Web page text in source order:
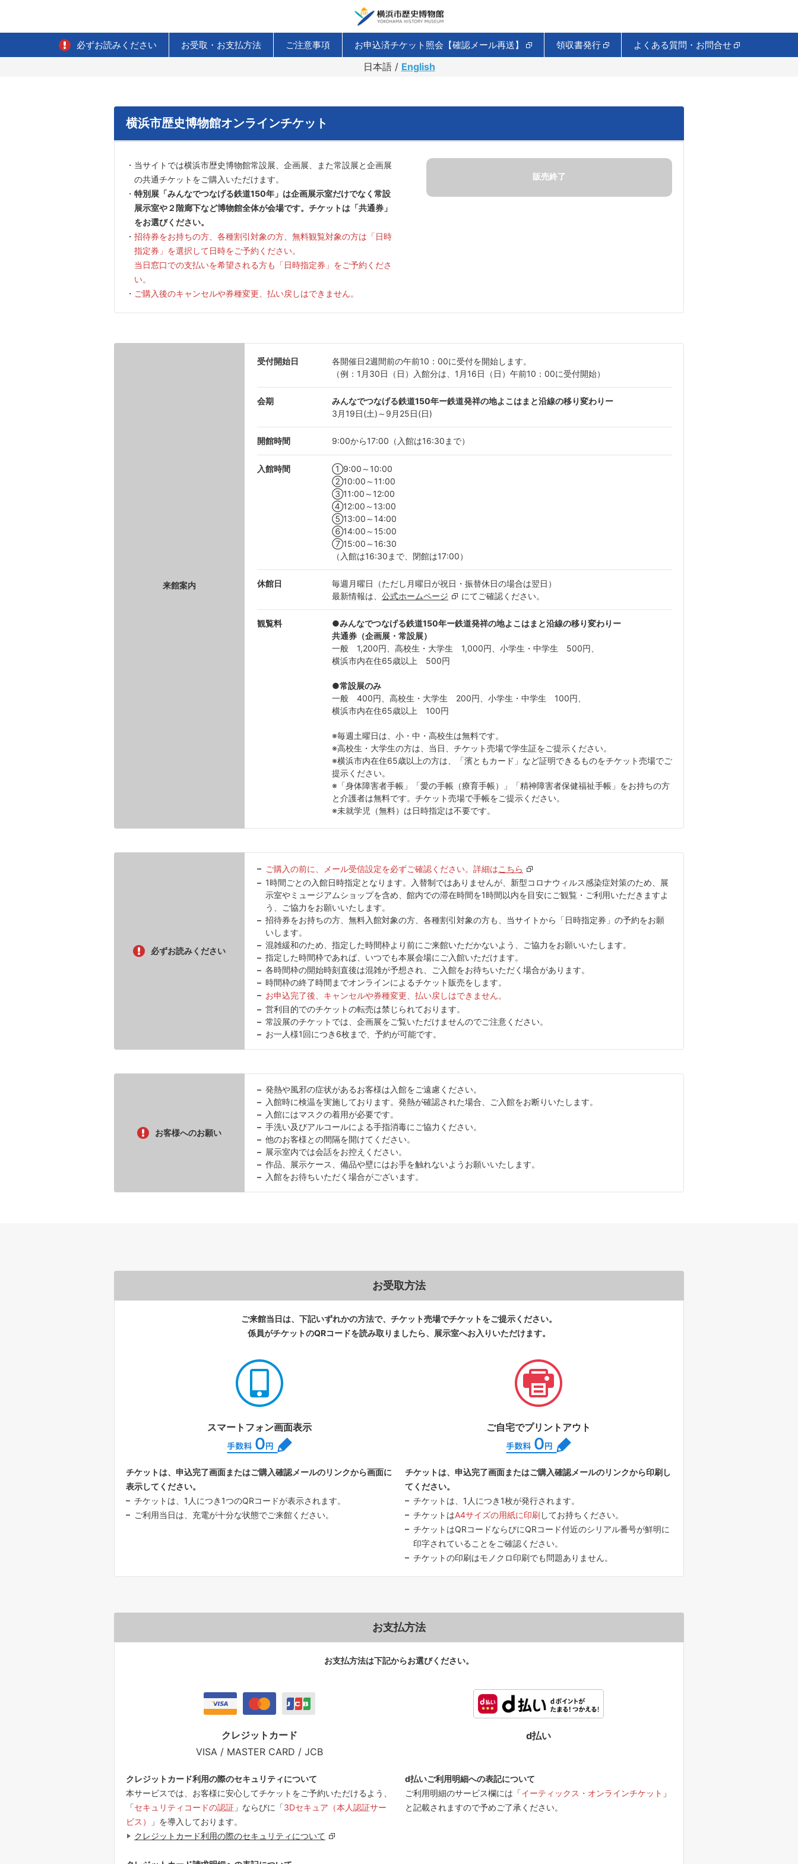
必ずお読みください お受取・お支払方法 ご注意事項 お申込済チケット照会【確認メール再送】 領収書発行 よくある質問・お問合せ
日本語 / English
横浜市歴史博物館オンラインチケット
当サイトでは横浜市歴史博物館常設展、企画展、また常設展と企画展
の共通チケットをご購入いただけます。
特別展「みんなでつなげる鉄道150年」は企画展示室だけでなく常設
展示室や２階廊下など博物館全体が会場です。チケットは「共通券」
をお選びください。
招待券をお持ちの方、各種割引対象の方、無料観覧対象の方は「日時
指定券」を選択して日時をご予約ください。
当日窓口での支払いを希望される方も「日時指定券」をご予約くださ
い。
ご購入後のキャンセルや券種変更、払い戻しはできません。
来館案内
受付開始日
各開催日2週間前の午前10：00に受付を開始します。
（例：1月30日（日）入館分は、1月16日（日）午前10：00に受付開始）
会期
みんなでつなげる鉄道150年ー鉄道発祥の地よこはまと沿線の移り変わりー
3月19日(土)～9月25日(日)
開館時間 9:00から17:00（入館は16:30まで）
入館時間
①9:00～10:00
②10:00～11:00
③11:00～12:00
④12:00～13:00
⑤13:00～14:00
⑥14:00～15:00
⑦15:00～16:30
（入館は16:30まで、閉館は17:00）
休館日
毎週月曜日（ただし月曜日が祝日・振替休日の場合は翌日）
最新情報は、 公式ホームページ にてご確認ください。
観覧料
●みんなでつなげる鉄道150年ー鉄道発祥の地よこはまと沿線の移り変わりー
共通券（企画展・常設展）
一般 1,200円、高校生・大学生 1,000円、小学生・中学生 500円、
横浜市内在住65歳以上 500円
●常設展のみ
一般 400円、高校生・大学生 200円、小学生・中学生 100円、
横浜市内在住65歳以上 100円
※毎週土曜日は、小・中・高校生は無料です。
※高校生・大学生の方は、当日、チケット売場で学生証をご提示ください。
※横浜市内在住65歳以上の方は、「濱ともカード」など証明できるものをチケット売場でご
提示ください。
※「身体障害者手帳」「愛の手帳（療育手帳）」「精神障害者保健福祉手帳」をお持ちの方
と介護者は無料です。チケット売場で手帳をご提示ください。
※未就学児（無料）は日時指定は不要です。
必ずお読みください
ご購入の前に、メール受信設定を必ずご確認ください。詳細はこちら
1時間ごとの入館日時指定となります。入替制ではありませんが、新型コロナウィルス感染症対策のため、展
示室やミュージアムショップを含め、館内での滞在時間を1時間以内を目安にご観覧・ご利用いただきますよ
う、ご協力をお願いいたします。
招待券をお持ちの方、無料入館対象の方、各種割引対象の方も、当サイトから「日時指定券」の予約をお願
いします。
混雑緩和のため、指定した時間枠より前にご来館いただかないよう、ご協力をお願いいたします。
指定した時間枠であれば、いつでも本展会場にご入館いただけます。
各時間枠の開始時刻直後は混雑が予想され、ご入館をお待ちいただく場合があります。
時間枠の終了時間までオンラインによるチケット販売をします。
お申込完了後、キャンセルや券種変更、払い戻しはできません。
営利目的でのチケットの転売は禁じられております。
常設展のチケットでは、企画展をご覧いただけませんのでご注意ください。
お一人様1回につき6枚まで、予約が可能です。
お客様へのお願い
発熱や風邪の症状があるお客様は入館をご遠慮ください。
入館時に検温を実施しております。発熱が確認された場合、ご入館をお断りいたします。
入館にはマスクの着用が必要です。
手洗い及びアルコールによる手指消毒にご協力ください。
他のお客様との間隔を開けてください。
展示室内では会話をお控えください。
作品、展示ケース、備品や壁にはお手を触れないようお願いいたします。
入館をお待ちいただく場合がございます。
お受取方法
ご来館当日は、下記いずれかの方法で、 チケット売場でチケットをご提示ください。
係員がチケットのQRコードを読み取りましたら、展示室へお入りいただけます。
スマートフォン画面表示
チケットは、申込完了画面またはご購入確認メールのリンクから画面に
表示してください。
チケットは、1人につき1つのQRコードが表示されます。
ご利用当日は、充電が十分な状態でご来館ください。
ご自宅でプリントアウト
チケットは、申込完了画面またはご購入確認メールのリンクから印刷し
てください。
チケットは、1人につき1枚が発行されます。
チケットはA4サイズの用紙に印刷してお持ちください。
チケットはQRコードならびにQRコード付近のシリアル番号が鮮明に
印字されていることをご確認ください。
チケットの印刷はモノクロ印刷でも問題ありません。
お支払方法
お支払方法は下記からお選びください。
クレジットカード
VISA / MASTER CARD / JCB
クレジットカード利用の際のセキュリティについて
本サービスでは、お客様に安心してチケットをご予約いただけるよう、
「セキュリティコードの認証 」ならびに「3Dセキュア（本人認証サー
ビス）
」を導入しております。
クレジットカード利用の際のセキュリティについて
d払い
d払いご利用明細への表記について
ご利用明細のサービス欄には「イーティックス・オンラインチケット 」
と記載されますので予めご了承ください。